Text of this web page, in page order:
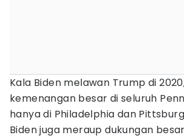
Kala Biden melawan Trump di
kemenangan besar di seluruh
hanya di Philadelphia dan
Biden juga meraup dukungan